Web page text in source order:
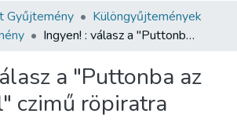
Gyűjtemény
Különgyűjtemények
Ingyen! : válasz a "Puttonba az ipargróffal" czimű röpiratra
a "Puttonba az
czimű röpiratra